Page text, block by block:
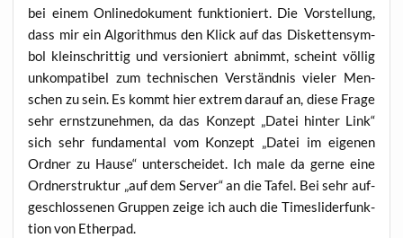
bei einem Online­do­ku­ment funk­tio­niert. Die Vor­stel­lung,
dass mir ein Algo­rith­mus den Klick auf das Dis­ket­ten­sym­
bol klein­schrit­tig und ver­sio­niert abnimmt, scheint völ­lig
unkom­pa­ti­bel zum tech­ni­schen Ver­ständ­nis vie­ler Men­
schen zu sein. Es kommt hier extrem dar­auf an, die­se Fra­ge
sehr ernst­zu­neh­men, da das Kon­zept „Datei hin­ter Link“
sich sehr fun­da­men­tal vom Kon­zept „Datei im eige­nen
Ord­ner zu Hau­se“ unter­schei­det. Ich male da ger­ne eine
Ord­ner­struk­tur „auf dem Ser­ver“ an die Tafel. Bei sehr auf­
ge­schlos­se­nen Grup­pen zei­ge ich auch die Times­li­der­funk­
ti­on von Etherpad.